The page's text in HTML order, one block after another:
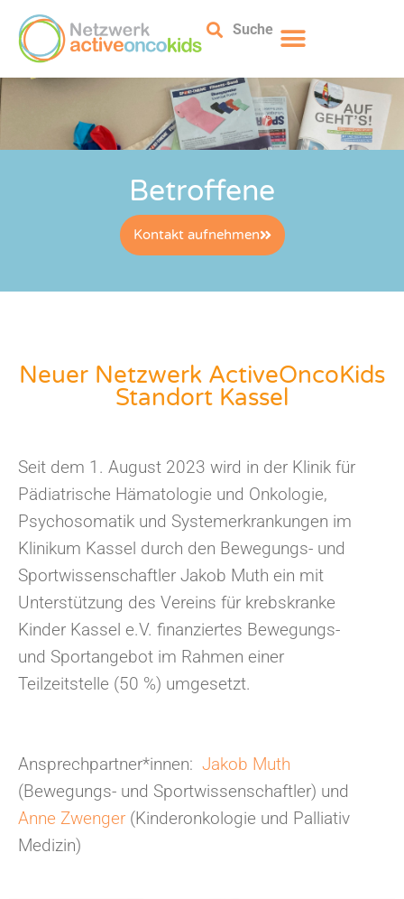
Suche
Betroffene
Kontakt aufnehmen
Neuer Netzwerk ActiveOncoKids
Standort Kassel
Seit dem 1. August 2023 wird in der Klinik für
Pädiatrische Hämatologie und Onkologie,
Psychosomatik und Systemerkrankungen im
Klinikum Kassel durch den Bewegungs- und
Sportwissenschaftler Jakob Muth ein mit
Unterstützung des Vereins für krebskranke
Kinder Kassel e.V. finanziertes Bewegungs-
und Sportangebot im Rahmen einer
Teilzeitstelle (50 %) umgesetzt.
Ansprechpartner*innen: Jakob Muth
(Bewegungs- und Sportwissenschaftler) und
Anne Zwenger (Kinderonkologie und Palliativ
Medizin)